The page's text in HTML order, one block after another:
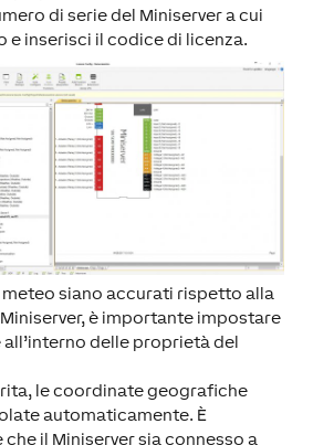
di serie del Miniserver a cui
e inserisci il codice di licenza.
siano accurati rispetto alla
è importante impostare
all’interno delle proprietà del
le coordinate geografiche
automaticamente. È
il Miniserver sia connesso a